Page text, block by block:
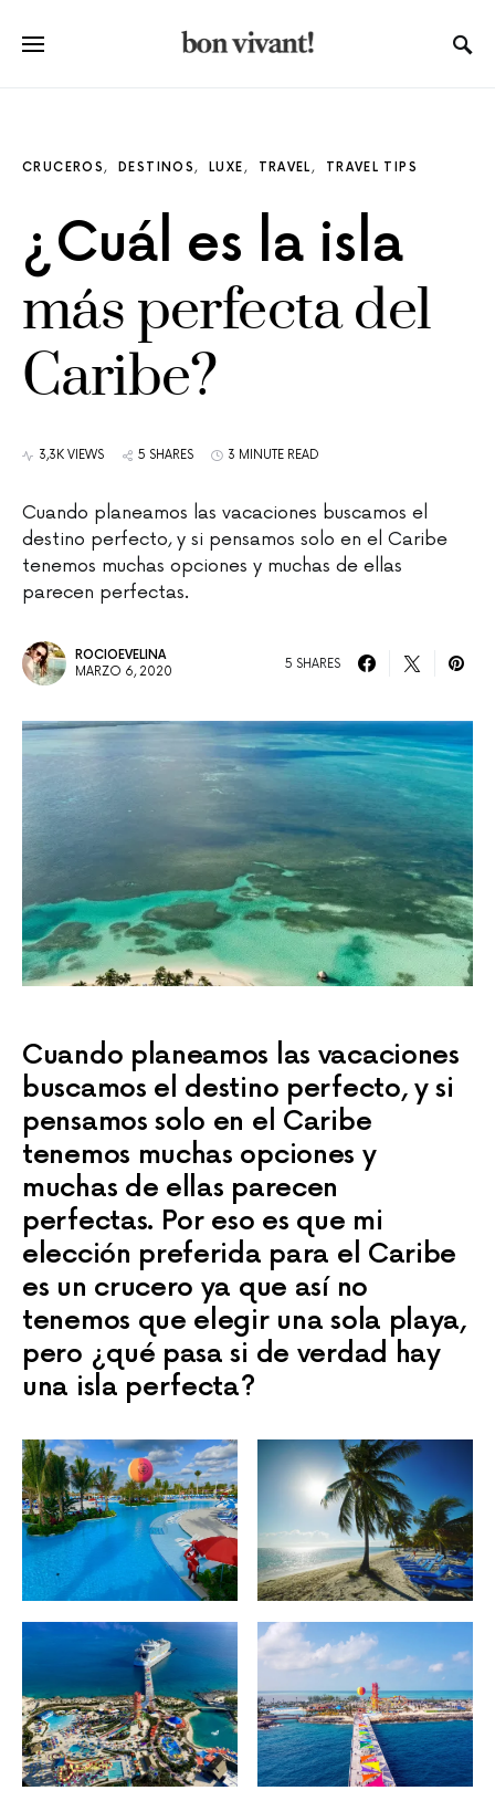
CRUCEROS DESTINOS LUXE TRAVEL TRAVEL TIPS
¿Cuál es la isla
más perfecta del
Caribe?
3,3K VIEWS 5 SHARES 3 MINUTE READ
Cuando planeamos las vacaciones buscamos el
destino perfecto, y si pensamos solo en el Caribe
tenemos muchas opciones y muchas de ellas
parecen perfectas.
ROCIOEVELINA
MARZO 6, 2020
5 SHARES
Cuando planeamos las vacaciones
buscamos el destino perfecto, y si
pensamos solo en el Caribe
tenemos muchas opciones y
muchas de ellas parecen
perfectas. Por eso es que mi
elección preferida para el Caribe
es un crucero ya que así no
tenemos que elegir una sola playa,
pero ¿qué pasa si de verdad hay
una isla perfecta?